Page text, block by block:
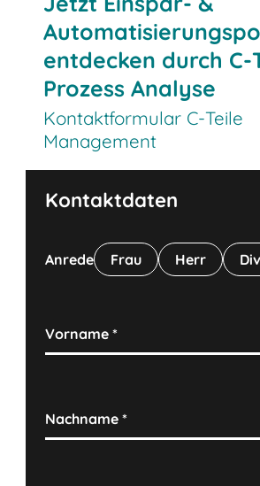
entdecken durch C-
Prozess Analyse
Kontaktformular C-Teile
Management
Kontaktdaten
Anrede Frau Herr
Vorname*
Nachname*